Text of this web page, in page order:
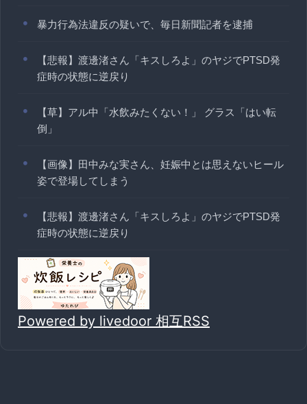
暴力行為法違反の疑いで、毎日新聞記者を逮捕
【悲報】渡邊渚さん「キスしろよ」のヤジでPTSD発
症時の状態に逆戻り
【草】アル中「水飲みたくない！」 グラス「はい転
倒」
【画像】田中みな実さん、妊娠中とは思えないヒール
姿で登場してしまう
【悲報】渡邊渚さん「キスしろよ」のヤジでPTSD発
症時の状態に逆戻り
Powered by livedoor 相互RSS